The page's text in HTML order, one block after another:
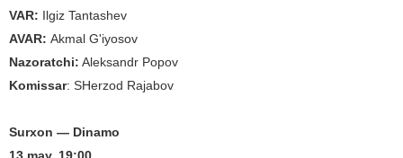
VAR: Ilgiz Tantashev
AVAR: Akmal G'iyosov
Nazoratchi: Aleksandr Popov
Komissar: SHerzod Rajabov
Surxon — Dinamo